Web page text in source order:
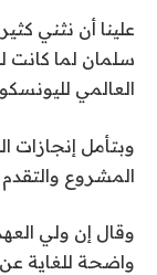
علينا أن نثني
سلمان لما كانت
العالمي
وبتأمل إنجازات
المشروع
وقال إن ولي
واضحة للغاية